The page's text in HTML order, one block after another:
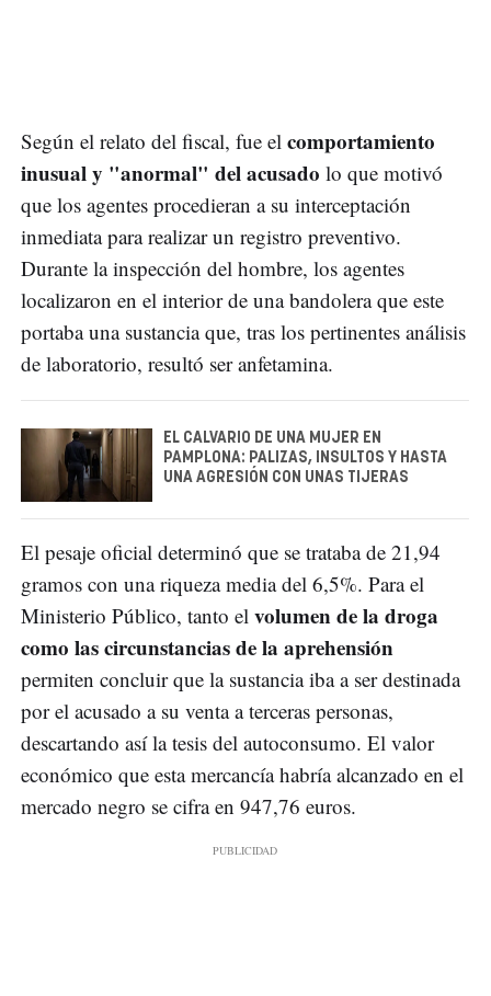
Según el relato del fiscal, fue el comportamiento
inusual y "anormal" del acusado lo que motivó
que los agentes procedieran a su interceptación
inmediata para realizar un registro preventivo.
Durante la inspección del hombre, los agentes
localizaron en el interior de una bandolera que este
portaba una sustancia que, tras los pertinentes análisis
de laboratorio, resultó ser anfetamina.
EL CALVARIO DE UNA MUJER EN
PAMPLONA: PALIZAS, INSULTOS Y HASTA
UNA AGRESIÓN CON UNAS TIJERAS
El pesaje oficial determinó que se trataba de 21,94
gramos con una riqueza media del 6,5%. Para el
Ministerio Público, tanto el volumen de la droga
como las circunstancias de la aprehensión
permiten concluir que la sustancia iba a ser destinada
por el acusado a su venta a terceras personas,
descartando así la tesis del autoconsumo. El valor
económico que esta mercancía habría alcanzado en el
mercado negro se cifra en 947,76 euros.